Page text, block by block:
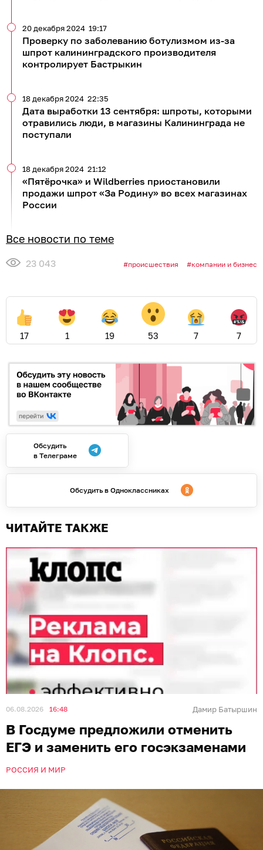
Проверку по заболеванию ботулизмом из-за
шпрот калининградского производителя
контролирует Бастрыкин
20 декабря 2024 19:17
Дата выработки 13 сентября: шпроты, которыми
отравились люди, в магазины Калининграда не
поступали
18 декабря 2024 22:35
«Пятёрочка» и Wildberries приостановили
продажи шпрот «За Родину» во всех магазинах
России
18 декабря 2024 21:12
Все новости по теме
23 043 происшествия компании и бизнес
17 1 19 53 7 7
Обсудить
в Телеграме
Обсудить в Одноклассниках
ЧИТАЙТЕ ТАКЖЕ
06.08.2026 16:48 Дамир Батыршин
В Госдуме предложили отменить
ЕГЭ и заменить его госэкзаменами
РОССИЯ И МИР